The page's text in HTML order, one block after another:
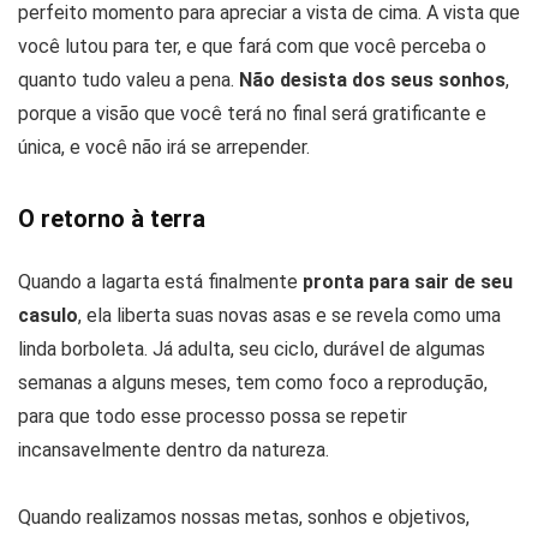
perfeito momento para apreciar a vista de cima. A vista que
você lutou para ter, e que fará com que você perceba o
quanto tudo valeu a pena. Não desista dos seus sonhos,
porque a visão que você terá no final será gratificante e
única, e você não irá se arrepender.
O retorno à terra
Quando a lagarta está finalmente pronta para sair de seu
casulo, ela liberta suas novas asas e se revela como uma
linda borboleta. Já adulta, seu ciclo, durável de algumas
semanas a alguns meses, tem como foco a reprodução,
para que todo esse processo possa se repetir
incansavelmente dentro da natureza.
Quando realizamos nossas metas, sonhos e objetivos,